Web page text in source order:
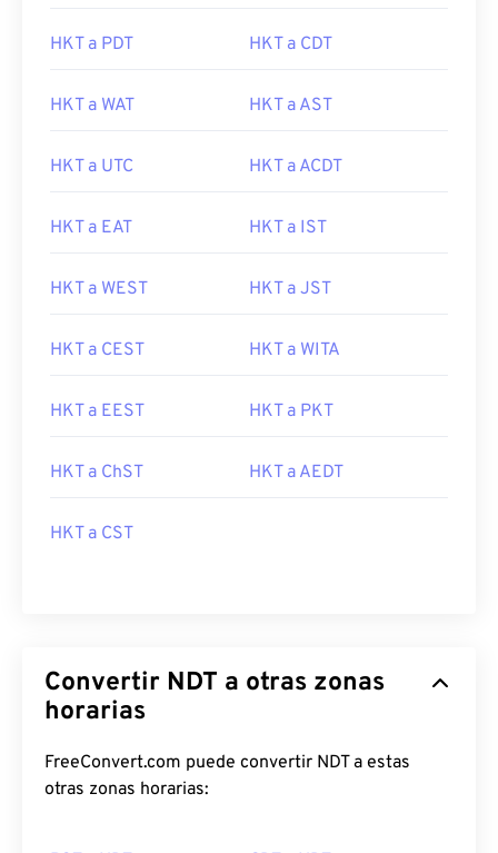
HKT a PDT HKT a CDT
HKT a WAT HKT a AST
HKT a UTC HKT a ACDT
HKT a EAT HKT a IST
HKT a WEST HKT a JST
HKT a CEST HKT a WITA
HKT a EEST HKT a PKT
HKT a ChST HKT a AEDT
HKT a CST
Convertir NDT a otras zonas
horarias
FreeConvert.com puede convertir NDT a estas
otras zonas horarias: